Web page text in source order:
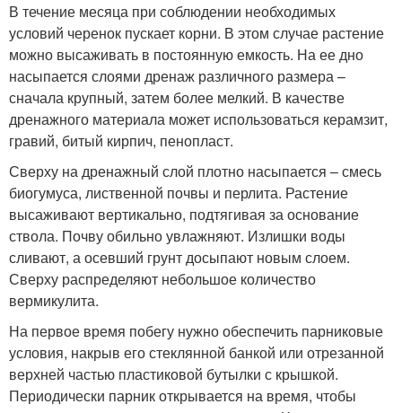
В течение месяца при соблюдении необходимых
условий черенок пускает корни. В этом случае растение
можно высаживать в постоянную емкость. На ее дно
насыпается слоями дренаж различного размера –
сначала крупный, затем более мелкий. В качестве
дренажного материала может использоваться керамзит,
гравий, битый кирпич, пенопласт.
Сверху на дренажный слой плотно насыпается – смесь
биогумуса, лиственной почвы и перлита. Растение
высаживают вертикально, подтягивая за основание
ствола. Почву обильно увлажняют. Излишки воды
сливают, а осевший грунт досыпают новым слоем.
Сверху распределяют небольшое количество
вермикулита.
На первое время побегу нужно обеспечить парниковые
условия, накрыв его стеклянной банкой или отрезанной
верхней частью пластиковой бутылки с крышкой.
Периодически парник открывается на время, чтобы